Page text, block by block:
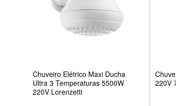
Chuveiro Elétrico Maxi Ducha
Ultra 3 Temperaturas 5500W
220V Lorenzetti
220V